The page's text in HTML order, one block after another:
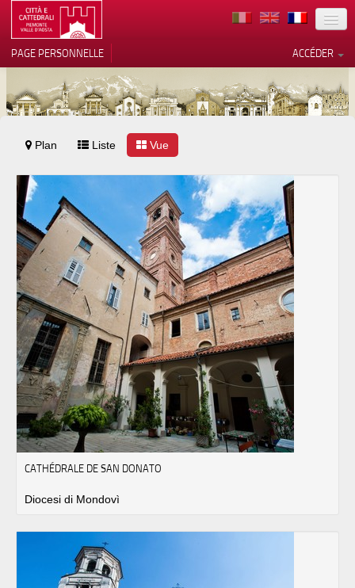
TERRITOIRE
ARCHITECTURE
MUSÉES
ITINÉRAIRES
EVÉNEMENTS
ACCUEIL
BÉNÉVOLES
CONTACTS
PRESS
ACCÉDER
PAGE PERSONNELLE
Plan Liste Vue
CATHÉDRALE DE SAN DONATO
Diocesi di Mondovì
Notification lors de la collecte
Vos choix en matière de
confidentialité